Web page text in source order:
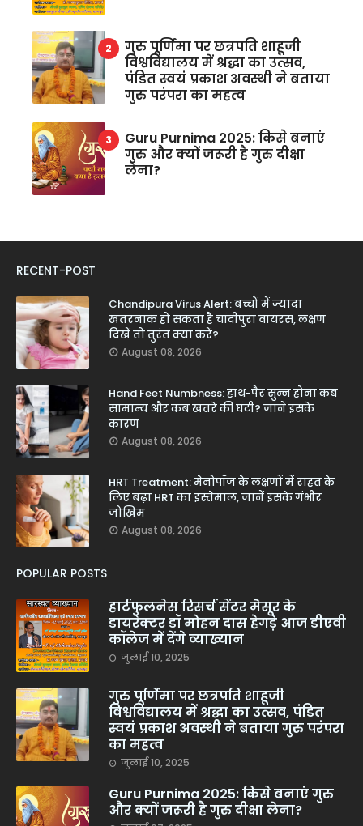
गुरु पूर्णिमा पर छत्रपति शाहूजी
विश्वविद्यालय में श्रद्धा का उत्सव,
पंडित स्वयं प्रकाश अवस्थी ने बताया
गुरु परंपरा का महत्व
Guru Purnima 2025: किसे बनाएं
गुरु और क्यों जरूरी है गुरु दीक्षा
लेना?
RECENT-POST
Chandipura Virus Alert: बच्चों में ज्यादा
खतरनाक हो सकता है चांदीपुरा वायरस, लक्षण
दिखें तो तुरंत क्या करें?
August 08, 2026
Hand Feet Numbness: हाथ-पैर सुन्न होना कब
सामान्य और कब खतरे की घंटी? जानें इसके
कारण
August 08, 2026
HRT Treatment: मेनोपॉज के लक्षणों में राहत के
लिए बढ़ा HRT का इस्तेमाल, जानें इसके गंभीर
जोखिम
August 08, 2026
POPULAR POSTS
हार्टफुलनेस रिसर्च सेंटर मैसूर के
डायरेक्टर डॉ मोहन दास हेगड़े आज डीएवी
कॉलेज में देंगे व्याख्यान
जुलाई 10, 2025
गुरु पूर्णिमा पर छत्रपति शाहूजी
विश्वविद्यालय में श्रद्धा का उत्सव, पंडित
स्वयं प्रकाश अवस्थी ने बताया गुरु परंपरा
का महत्व
जुलाई 10, 2025
Guru Purnima 2025: किसे बनाएं गुरु
और क्यों जरूरी है गुरु दीक्षा लेना?